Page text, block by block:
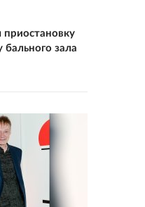
бального зала